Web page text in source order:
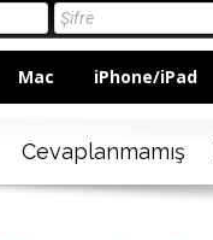
Mac iPhone/iPad
Cevaplanmamış